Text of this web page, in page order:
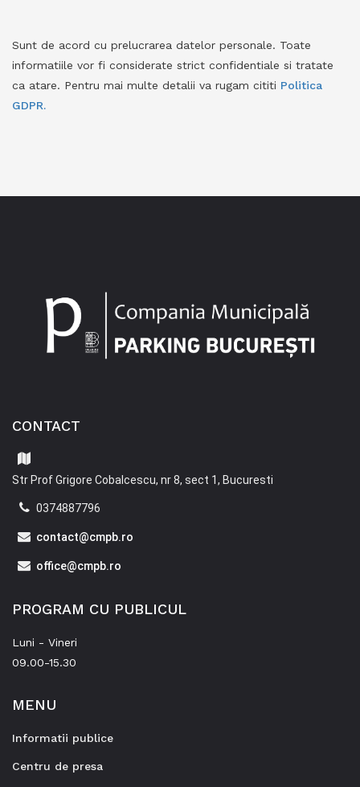
Sunt de acord cu prelucrarea datelor personale. Toate
informatiile vor fi considerate strict confidentiale si tratate
ca atare. Pentru mai multe detalii va rugam cititi Politica
GDPR.
CONTACT
Str Prof Grigore Cobalcescu, nr 8, sect 1, Bucuresti
0374887796
contact@cmpb.ro
office@cmpb.ro
PROGRAM CU PUBLICUL
Luni - Vineri
09.00-15.30
MENU
Informatii publice
Centru de presa